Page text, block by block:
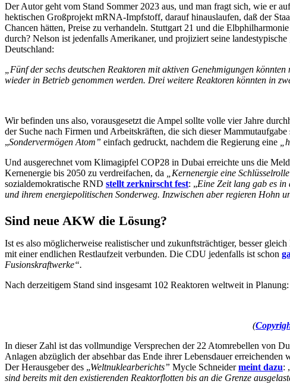
Der Autor geht vom Stand Sommer 2023 aus, und man fragt sich, wie er
hektischen Großprojekt mRNA-Impfstoff, darauf hinauslaufen, daß der
Chancen hätten, Preise zu verhandeln. Stuttgart 21 und die
durch? Nelson ist jedenfalls Amerikaner, und projiziert seine
Deutschland:
„Fünf der sechs deutschen Reaktoren mit aktiven Genehmigungen
wieder in Betrieb genommen werden. Drei weitere Reaktoren könnten in
Wir befinden uns also, vorausgesetzt die Ampel sollte volle vier Jahre
der Suche nach Firmen und Arbeitskräften, die sich dieser
„Sondervermögen Atom” einfach gedruckt, nachdem die Regierung eine
Und ausgerechnet vom Klimagipfel COP28 in Dubai erreichte uns die
Kernenergie bis 2050 zu verdreifachen, da
„Kernenergie eine
sozialdemokratische RND stellt zerknirscht fest: „Eine Zeit lang gab es in
und ihrem energiepolitischen Sonderweg. Inzwischen aber regieren Hohn
Sind neue AKW die Lösung?
Ist es also möglicherweise realistischer und zukunftsträchtiger, besser
mit einer endlichen Restlaufzeit verbunden. Die CDU jedenfalls ist schon
Fusionskraftwerke“.
Nach derzeitigem Stand sind insgesamt 102 Reaktoren weltweit in Planung:
(
In dieser Zahl ist das vollmundige Versprechen der 22 Atomrebellen von
Anlagen abzüglich der absehbar das Ende ihrer Lebensdauer
Der Herausgeber des „Weltnuklearberichts” Mycle Schneidermeint dazu:
sind bereits mit den existierenden Reaktorflotten bis an die Grenze